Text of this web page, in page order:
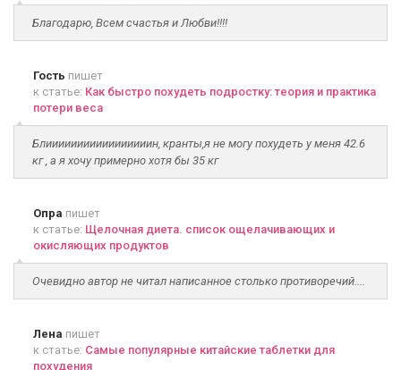
Благодарю, Всем счастья и Любви!!!!
Гость пишет
к статье: Как быстро похудеть подростку: теория и практика
потери веса
Блииииииииииииииииин, кранты,я не могу похудеть у меня 42.6
кг , а я хочу примерно хотя бы 35 кг
Опра пишет
к статье: Щелочная диета. список ощелачивающих и
окисляющих продуктов
Очевидно автор не читал написанное столько противоречий....
Лена пишет
к статье: Самые популярные китайские таблетки для
похудения